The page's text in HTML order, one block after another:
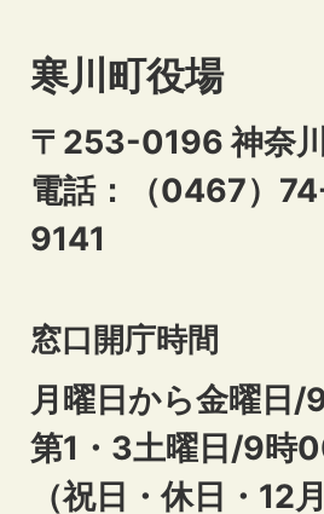
寒川町役場
〒253-0196 神奈
電話：（0467）
9141
窓口開庁時間
月曜日から金曜日
第1・3土曜日/9時
（祝日・休日・